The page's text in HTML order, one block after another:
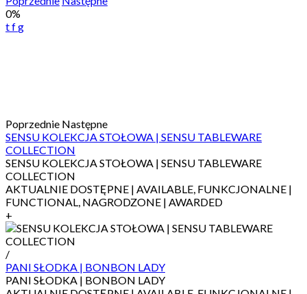
navigation
0%
tfg
Poprzednie Następne
SENSU KOLEKCJA STOŁOWA | SENSU TABLEWARE
COLLECTION
SENSU KOLEKCJA STOŁOWA | SENSU TABLEWARE
COLLECTION
AKTUALNIE DOSTĘPNE | AVAILABLE, FUNKCJONALNE |
FUNCTIONAL, NAGRODZONE | AWARDED
+
/
PANI SŁODKA | BONBON LADY
PANI SŁODKA | BONBON LADY